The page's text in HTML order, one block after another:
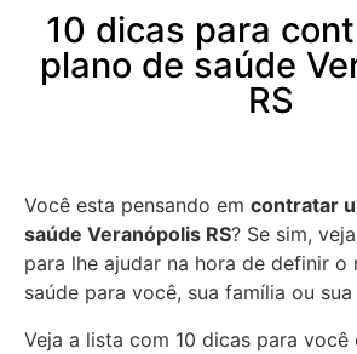
10 dicas para
plano de saúde
RS
Você esta pensando em contratar
saúde Veranópolis RS? Se sim,
para lhe ajudar na hora de definir o
saúde para você, sua família ou sua
Veja a lista com 10 dicas para você